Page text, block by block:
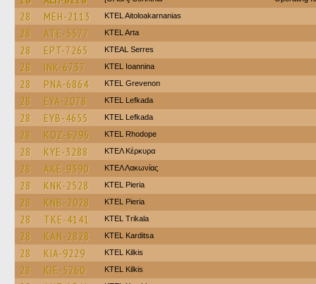
28 MEH-2113 KTEL Aitoloakarnanias
28 ATE-5577 KTEL Arta
28 EPT-7265 KTEAL Serres
28 INK-6737 KTEL Ioannina
28 PNA-6864 ΚΤΕL Grevenon
28 EYA-2078 KTEL Lefkada
28 EYB-4655 KTEL Lefkada
28 KOZ-6296 KTEL Rhodope
28 KYE-3288 ΚΤΕΛ Κέρκυρα
28 AKE-9390 ΚΤΕΛ Λακωνίας
28 KNK-2528 KTEL Pieria
28 KNB-2028 KTEL Pieria
28 TKE-4141 ΚΤΕL Τrikala
28 KAN-2828 ΚΤΕL Karditsa
28 KIA-9229 KTEL Kilkis
28 KIE-5260 KTEL Kilkis